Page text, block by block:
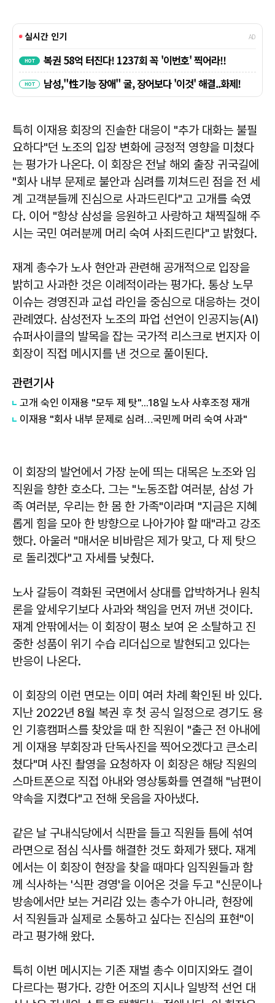
특히 이재용 회장의 진솔한 대응이 "추가 대화는 불필
요하다"던 노조의 입장 변화에 긍정적 영향을 미쳤다
는 평가가 나온다. 이 회장은 전날 해외 출장 귀국길에
"회사 내부 문제로 불안과 심려를 끼쳐드린 점을 전 세
계 고객분들께 진심으로 사과드린다"고 고개를 숙였
다. 이어 "항상 삼성을 응원하고 사랑하고 채찍질해 주
시는 국민 여러분께 머리 숙여 사죄드린다"고 밝혔다.
재계 총수가 노사 현안과 관련해 공개적으로 입장을
밝히고 사과한 것은 이례적이라는 평가다. 통상 노무
이슈는 경영진과 교섭 라인을 중심으로 대응하는 것이
관례였다. 삼성전자 노조의 파업 선언이 인공지능(AI)
슈퍼사이클의 발목을 잡는 국가적 리스크로 번지자 이
회장이 직접 메시지를 낸 것으로 풀이된다.
관련기사
고개 숙인 이재용 "모두 제 탓"...18일 노사 사후조정 재개
이재용 "회사 내부 문제로 심려…국민께 머리 숙여 사과"
이 회장의 발언에서 가장 눈에 띄는 대목은 노조와 임
직원을 향한 호소다. 그는 "노동조합 여러분, 삼성 가
족 여러분, 우리는 한 몸 한 가족"이라며 "지금은 지혜
롭게 힘을 모아 한 방향으로 나아가야 할 때"라고 강조
했다. 아울러 "매서운 비바람은 제가 맞고, 다 제 탓으
로 돌리겠다"고 자세를 낮췄다.
노사 갈등이 격화된 국면에서 상대를 압박하거나 원칙
론을 앞세우기보다 사과와 책임을 먼저 꺼낸 것이다.
재계 안팎에서는 이 회장이 평소 보여 온 소탈하고 진
중한 성품이 위기 수습 리더십으로 발현되고 있다는
반응이 나온다.
이 회장의 이런 면모는 이미 여러 차례 확인된 바 있다.
지난 2022년 8월 복권 후 첫 공식 일정으로 경기도 용
인 기흥캠퍼스를 찾았을 때 한 직원이 "출근 전 아내에
게 이재용 부회장과 단독사진을 찍어오겠다고 큰소리
쳤다"며 사진 촬영을 요청하자 이 회장은 해당 직원의
스마트폰으로 직접 아내와 영상통화를 연결해 "남편이
약속을 지켰다"고 전해 웃음을 자아냈다.
같은 날 구내식당에서 식판을 들고 직원들 틈에 섞여
라면으로 점심 식사를 해결한 것도 화제가 됐다. 재계
에서는 이 회장이 현장을 찾을 때마다 임직원들과 함
께 식사하는 '식판 경영'을 이어온 것을 두고 "신문이나
방송에서만 보는 거리감 있는 총수가 아니라, 현장에
서 직원들과 실제로 소통하고 싶다는 진심의 표현"이
라고 평가해 왔다.
특히 이번 메시지는 기존 재벌 총수 이미지와도 결이
다르다는 평가다. 강한 어조의 지시나 일방적 선언 대